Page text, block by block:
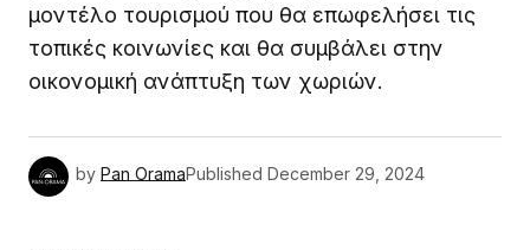
μοντέλο τουρισμού που θα επωφελήσει τις
τοπικές κοινωνίες και θα συμβάλει στην
οικονομική ανάπτυξη των χωριών.
by Pan OramaPublished December 29, 2024